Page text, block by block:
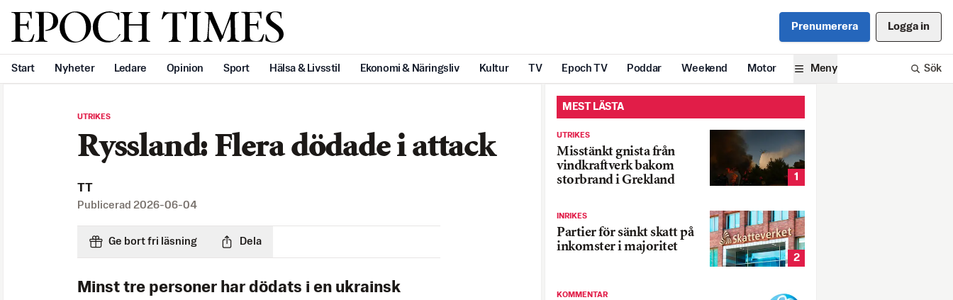
Svenska Epoch Times Prenumerera Logga in
Start Nyheter Ledare Opinion Sport Hälsa & Livsstil Ekonomi & Näringsliv Kultur TV Epoch TV Poddar Weekend Motor Meny Sök
UTRIKES
Ryssland: Flera dödade i attack
TT
Publicerad 2026-06-04
Ge bort fri läsning Dela
Minst tre personer har dödats i en ukrainsk
MEST LÄSTA
UTRIKES
Misstänkt gnista från
vindkraftverk bakom
storbrand i Grekland
1
INRIKES
Partier för sänkt skatt på
inkomster i majoritet
2
KOMMENTAR